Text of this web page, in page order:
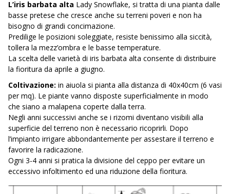
L’iris barbata alta Lady Snowflake, si tratta di una pianta dalle
basse pretese che cresce anche su terreni poveri e non ha
bisogno di grandi concimazione.
Predilige le posizioni soleggiate, resiste benissimo alla siccità,
tollera la mezz’ombra e le basse temperature.
La scelta delle varietà di iris barbata alta consente di distribuire
la fioritura da aprile a giugno.
Coltivazione: in aiuola si pianta alla distanza di 40x40cm (6 vasi
per mq). Le piante vanno disposte superficialmente in modo
che siano a malapena coperte dalla terra.
Negli anni successivi anche se i rizomi diventano visibili alla
superficie del terreno non è necessario ricoprirli. Dopo
l’impianto irrigare abbondantemente per assestare il terreno e
favorire la radicazione.
Ogni 3-4 anni si pratica la divisione del ceppo per evitare un
eccessivo infoltimento ed una riduzione della fioritura.